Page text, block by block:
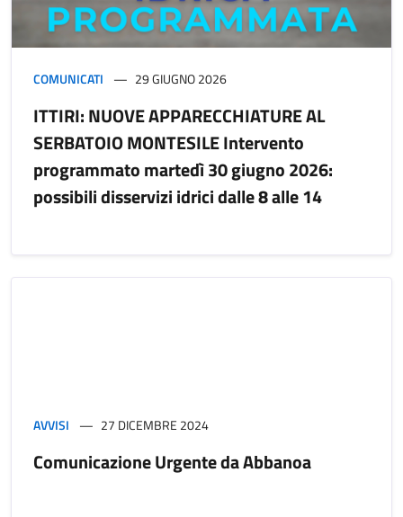
COMUNICATI 29 GIUGNO 2026
ITTIRI: NUOVE APPARECCHIATURE AL
SERBATOIO MONTESILE Intervento
programmato martedì 30 giugno 2026:
possibili disservizi idrici dalle 8 alle 14
AVVISI 27 DICEMBRE 2024
Comunicazione Urgente da Abbanoa